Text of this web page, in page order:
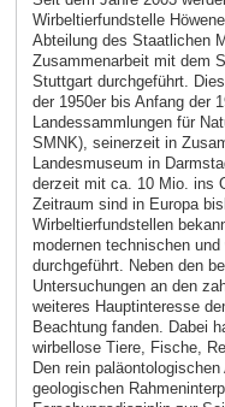
Wirbeltierfundstelle
Abteilung des Staatlichen
Zusammenarbeit mit dem
Stuttgart durchgeführt.
der 1950er bis Anfang der
Landessammlungen für
SMNK), seinerzeit in
Landesmuseum in
derzeit mit ca. 10 Mio. ins
Zeitraum sind in Europa
Wirbeltierfundstellen
modernen technischen
durchgeführt. Neben den
Untersuchungen an den
weiteres Hauptinteresse
Beachtung fanden. Dabei
wirbellose Tiere, Fische,
Den rein
geologischen